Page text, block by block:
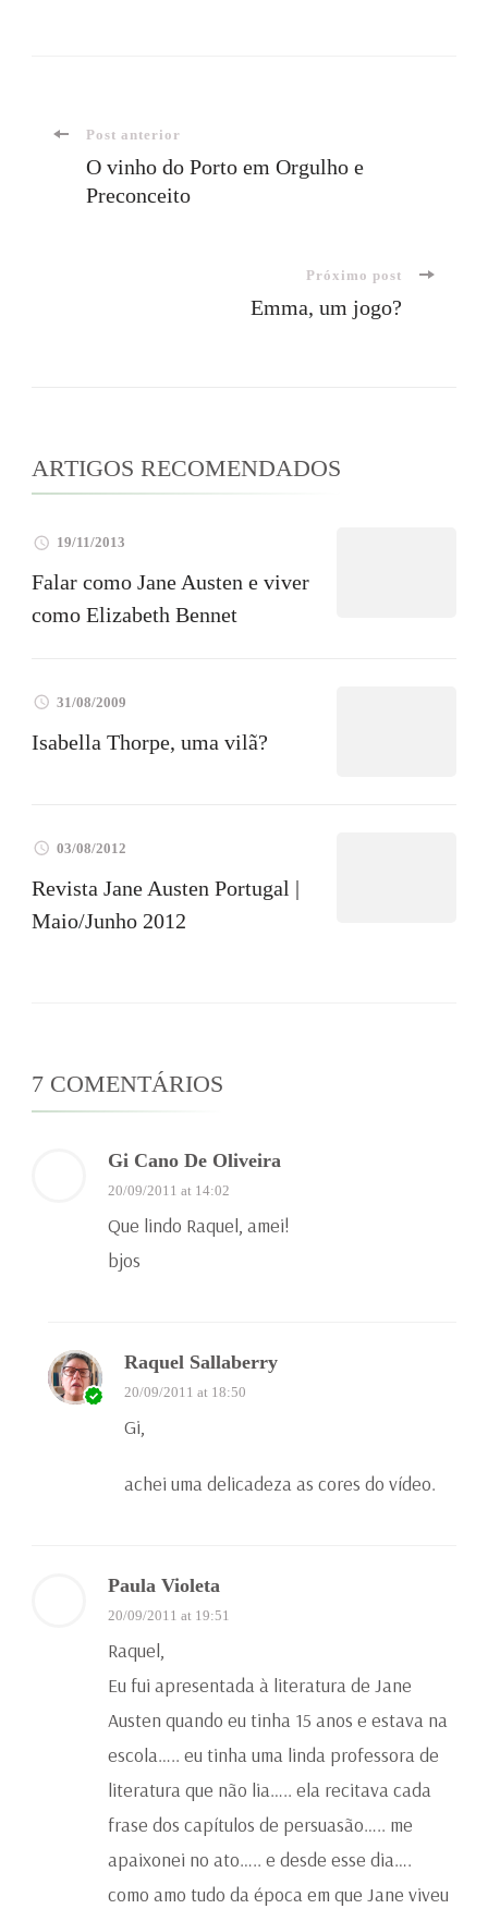
Navegação
Post anterior
O vinho do Porto em Orgulho e
Preconceito
Próximo post
Emma, um jogo?
ARTIGOS RECOMENDADOS
19/11/2013
Falar como Jane Austen e viver
como Elizabeth Bennet
31/08/2009
Isabella Thorpe, uma vilã?
03/08/2012
Revista Jane Austen Portugal |
Maio/Junho 2012
7 COMENTÁRIOS
Gi Cano De Oliveira
20/09/2011 at 14:02
Que lindo Raquel, amei!
bjos
Raquel Sallaberry
20/09/2011 at 18:50
Gi,
achei uma delicadeza as cores do vídeo.
Paula Violeta
20/09/2011 at 19:51
Raquel,
Eu fui apresentada à literatura de Jane
Austen quando eu tinha 15 anos e estava na
escola….. eu tinha uma linda professora de
literatura que não lia….. ela recitava cada
frase dos capítulos de persuasão….. me
apaixonei no ato….. e desde esse dia….
como amo tudo da época em que Jane viveu